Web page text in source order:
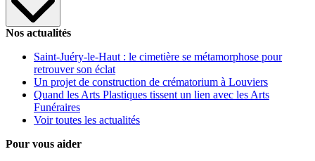
Nos actualités
Saint-Juéry-le-Haut : le cimetière se métamorphose pour
retrouver son éclat
Un projet de construction de crématorium à Louviers
Quand les Arts Plastiques tissent un lien avec les Arts
Funéraires
Voir toutes les actualités
Pour vous aider